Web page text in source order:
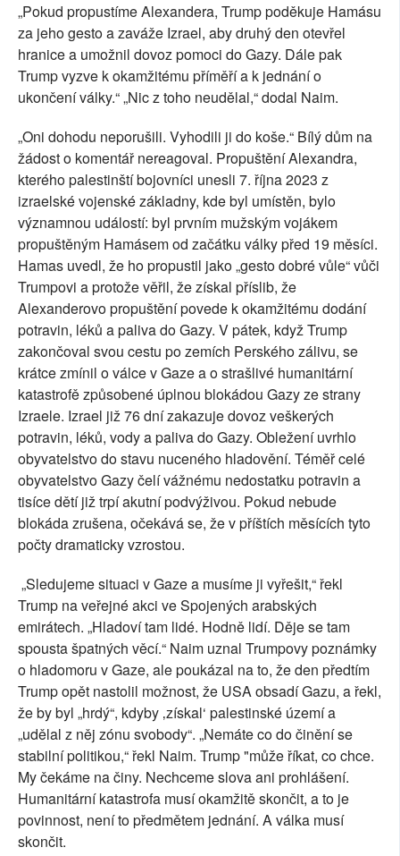
„Pokud propustíme Alexandera, Trump poděkuje Hamásu
za jeho gesto a zaváže Izrael, aby druhý den otevřel
hranice a umožnil dovoz pomoci do Gazy. Dále pak
Trump vyzve k okamžitému příměří a k jednání o
ukončení války.“ „Nic z toho neudělal,“ dodal Naim.
„Oni dohodu neporušili. Vyhodili ji do koše.“ Bílý dům na
žádost o komentář nereagoval. Propuštění Alexandra,
kterého palestinští bojovníci unesli 7. října 2023 z
izraelské vojenské základny, kde byl umístěn, bylo
významnou událostí: byl prvním mužským vojákem
propuštěným Hamásem od začátku války před 19 měsíci.
Hamas uvedl, že ho propustil jako „gesto dobré vůle“ vůči
Trumpovi a protože věřil, že získal příslib, že
Alexanderovo propuštění povede k okamžitému dodání
potravin, léků a paliva do Gazy. V pátek, když Trump
zakončoval svou cestu po zemích Perského zálivu, se
krátce zmínil o válce v Gaze a o strašlivé humanitární
katastrofě způsobené úplnou blokádou Gazy ze strany
Izraele. Izrael již 76 dní zakazuje dovoz veškerých
potravin, léků, vody a paliva do Gazy. Obležení uvrhlo
obyvatelstvo do stavu nuceného hladovění. Téměř celé
obyvatelstvo Gazy čelí vážnému nedostatku potravin a
tisíce dětí již trpí akutní podvýživou. Pokud nebude
blokáda zrušena, očekává se, že v příštích měsících tyto
počty dramaticky vzrostou.
„Sledujeme situaci v Gaze a musíme ji vyřešit,“ řekl
Trump na veřejné akci ve Spojených arabských
emirátech. „Hladoví tam lidé. Hodně lidí. Děje se tam
spousta špatných věcí.“ Naim uznal Trumpovy poznámky
o hladomoru v Gaze, ale poukázal na to, že den předtím
Trump opět nastolil možnost, že USA obsadí Gazu, a řekl,
že by byl „hrdý“, kdyby ‚získal‘ palestinské území a
„udělal z něj zónu svobody“. „Nemáte co do činění se
stabilní politikou,“ řekl Naim. Trump "může říkat, co chce.
My čekáme na činy. Nechceme slova ani prohlášení.
Humanitární katastrofa musí okamžitě skončit, a to je
povinnost, není to předmětem jednání. A válka musí
skončit.